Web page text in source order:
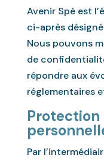
Avenir Spé est
ci-après
Nous pouvons
de
répondre aux
réglementaires
Protection
Par